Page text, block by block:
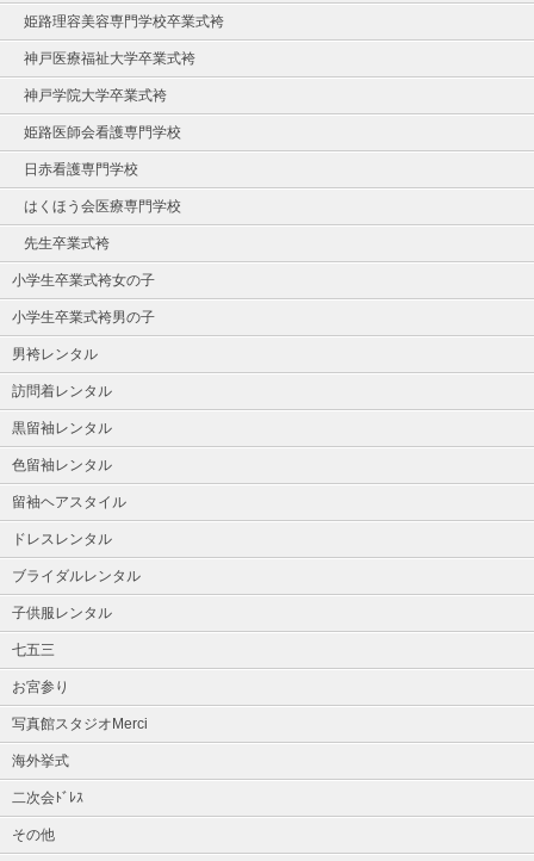
姫路理容美容専門学校卒業式袴
神戸医療福祉大学卒業式袴
神戸学院大学卒業式袴
姫路医師会看護専門学校
日赤看護専門学校
はくほう会医療専門学校
先生卒業式袴
小学生卒業式袴女の子
小学生卒業式袴男の子
男袴レンタル
訪問着レンタル
黒留袖レンタル
色留袖レンタル
留袖ヘアスタイル
ドレスレンタル
ブライダルレンタル
子供服レンタル
七五三
お宮参り
写真館スタジオMerci
海外挙式
二次会ﾄﾞﾚｽ
その他